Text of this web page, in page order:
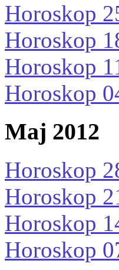
Horoskop
Horoskop
Horoskop
Horoskop
Maj 2012
Horoskop
Horoskop
Horoskop
Horoskop